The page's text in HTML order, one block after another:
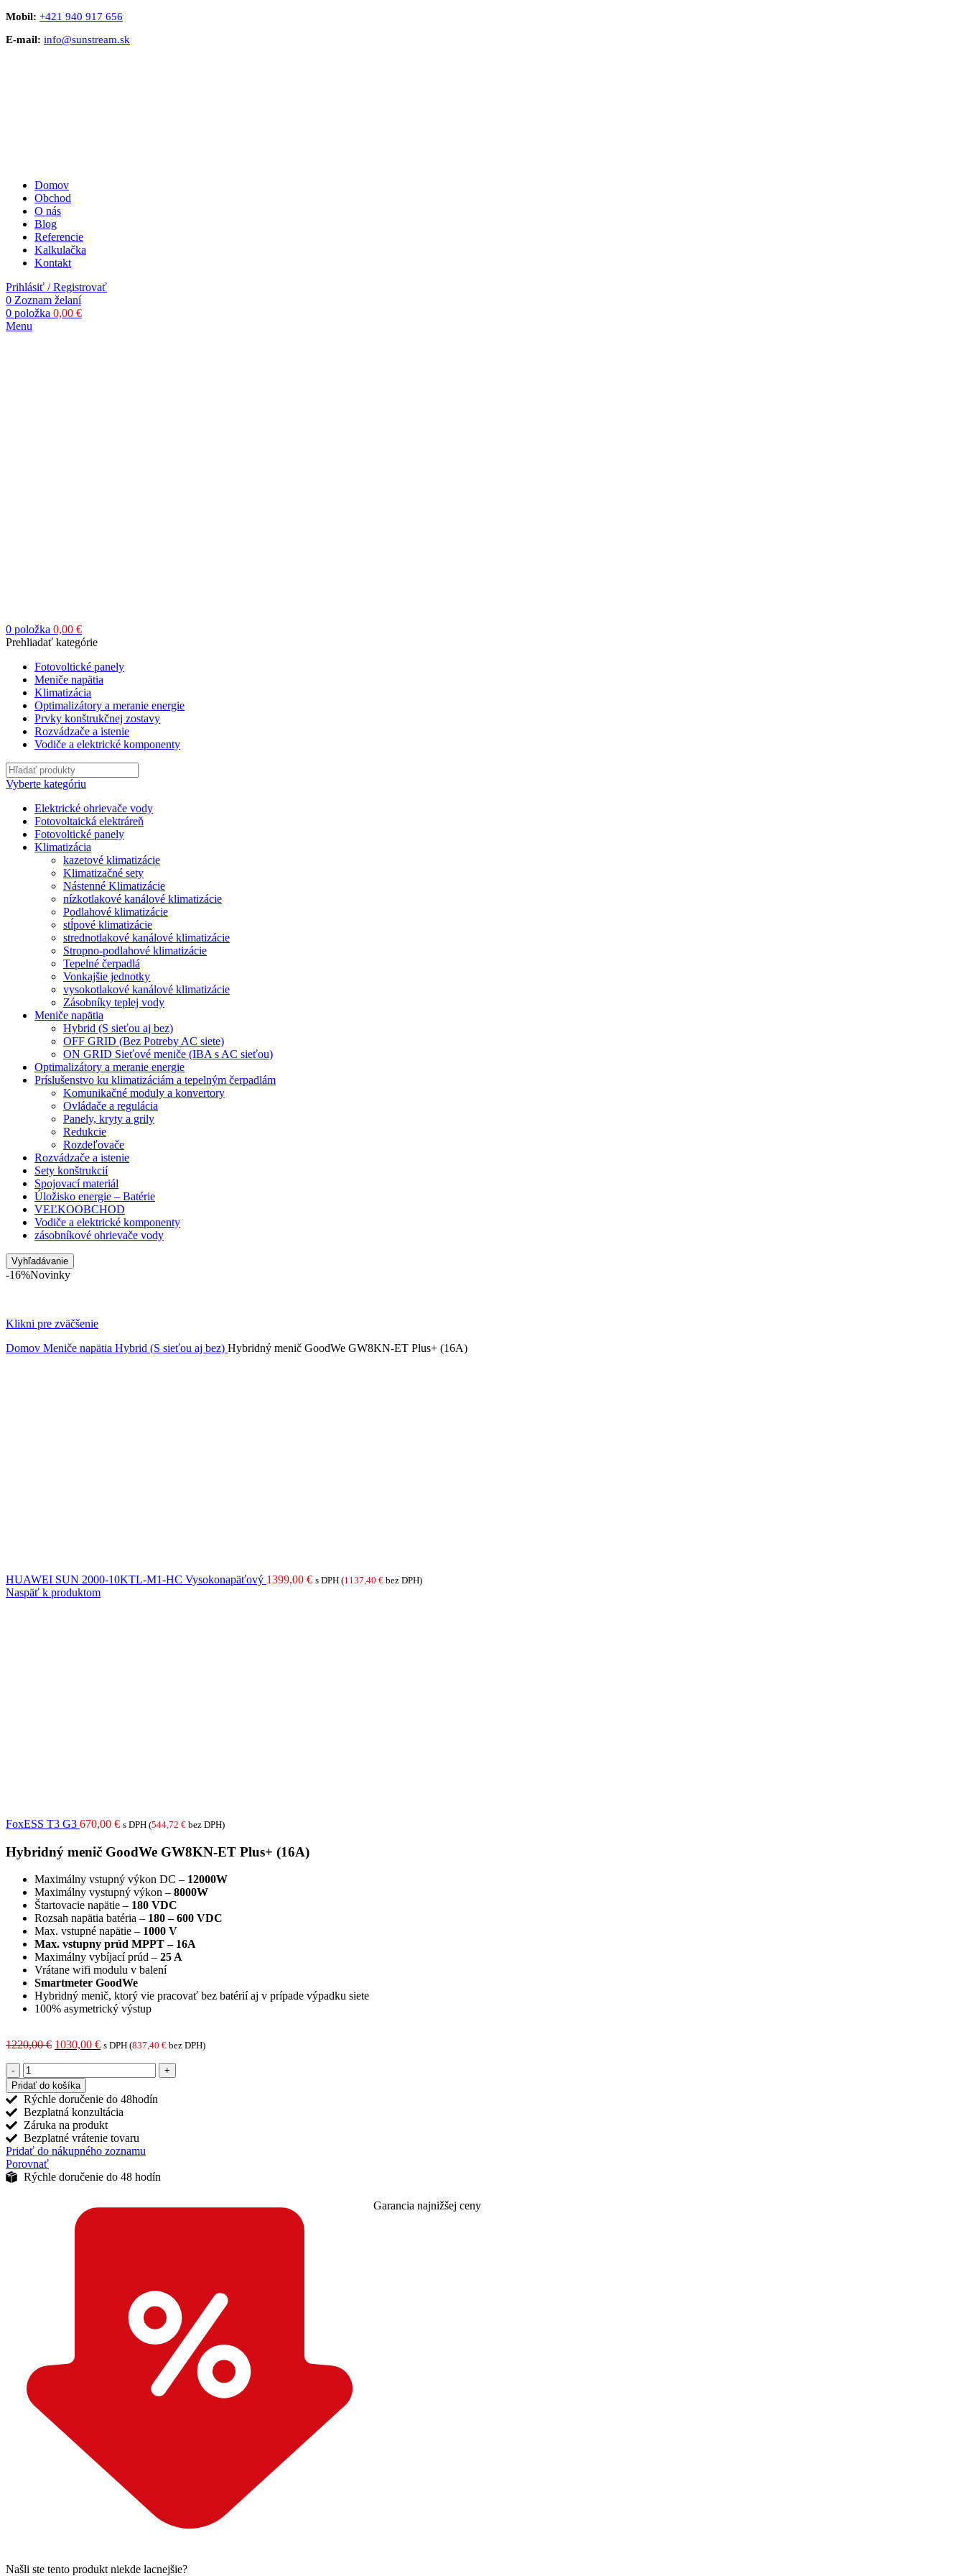
Mobil: +421 940 917 656
E-mail: info@sunstream.sk
Domov
Obchod
O nás
Blog
Referencie
Kalkulačka
Kontakt
Prihlásiť / Registrovať
0 Zoznam želaní
0 položka 0,00 €
Menu
0 položka 0,00 €
Prehliadať kategórie
Fotovoltické panely
Meniče napätia
Klimatizácia
Optimalizátory a meranie energie
Prvky konštrukčnej zostavy
Rozvádzače a istenie
Vodiče a elektrické komponenty
Vyberte kategóriu
Elektrické ohrievače vody
Fotovoltaická elektráreň
Fotovoltické panely
Klimatizácia
kazetové klimatizácie
Klimatizačné sety
Nástenné Klimatizácie
nízkotlakové kanálové klimatizácie
Podlahové klimatizácie
stĺpové klimatizácie
strednotlakové kanálové klimatizácie
Stropno-podlahové klimatizácie
Tepelné čerpadlá
Vonkajšie jednotky
vysokotlakové kanálové klimatizácie
Zásobníky teplej vody
Meniče napätia
Hybrid (S sieťou aj bez)
OFF GRID (Bez Potreby AC siete)
ON GRID Sieťové meniče (IBA s AC sieťou)
Optimalizátory a meranie energie
Príslušenstvo ku klimatizáciám a tepelným čerpadlám
Komunikačné moduly a konvertory
Ovládače a regulácia
Panely, kryty a grily
Redukcie
Rozdeľovače
Rozvádzače a istenie
Sety konštrukcií
Spojovací materiál
Úložisko energie – Batérie
VEĽKOOBCHOD
Vodiče a elektrické komponenty
zásobníkové ohrievače vody
Vyhľadávanie
-16%Novinky
Klikni pre zväčšenie
Domov Meniče napätia Hybrid (S sieťou aj bez) Hybridný menič GoodWe GW8KN-ET Plus+ (16A)
HUAWEI SUN 2000-10KTL-M1-HC Vysokonapäťový 1399,00 € s DPH (1137,40 € bez DPH)
Naspäť k produktom
FoxESS T3 G3 670,00 € s DPH (544,72 € bez DPH)
Hybridný menič GoodWe GW8KN-ET Plus+ (16A)
Maximálny vstupný výkon DC – 12000W
Maximálny vystupný výkon – 8000W
Štartovacie napätie – 180 VDC
Rozsah napätia batéria – 180 – 600 VDC
Max. vstupné napätie – 1000 V
Max. vstupny prúd MPPT – 16A
Maximálny vybíjací prúd – 25 A
Vrátane wifi modulu v balení
Smartmeter GoodWe
Hybridný menič, ktorý vie pracovať bez batérií aj v prípade výpadku siete
100% asymetrický výstup
1220,00€ Pôvodná
1220,00 €.
1030,00 €Aktuálna
s DPH (837,40 € bez DPH)
množstvo
Hybridný
menič
GoodWe
GW8KN-
ET
Plus+
(16A)
Pridať do košíka
Rýchle doručenie do 48hodín
Bezplatná konzultácia
Záruka na produkt
Bezplatné vrátenie tovaru
Pridať do nákupného zoznamu
Porovnať
Rýchle doručenie do 48 hodín
Garancia najnižšej ceny
Našli ste tento produkt niekde lacnejšie?